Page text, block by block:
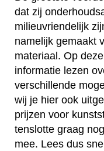
dat zij
milieuvriendelijk
namelijk gemaakt
materiaal. Op
informatie lezen
verschillende
wij je hier ook
prijzen voor
tenslotte graag
mee. Lees dus